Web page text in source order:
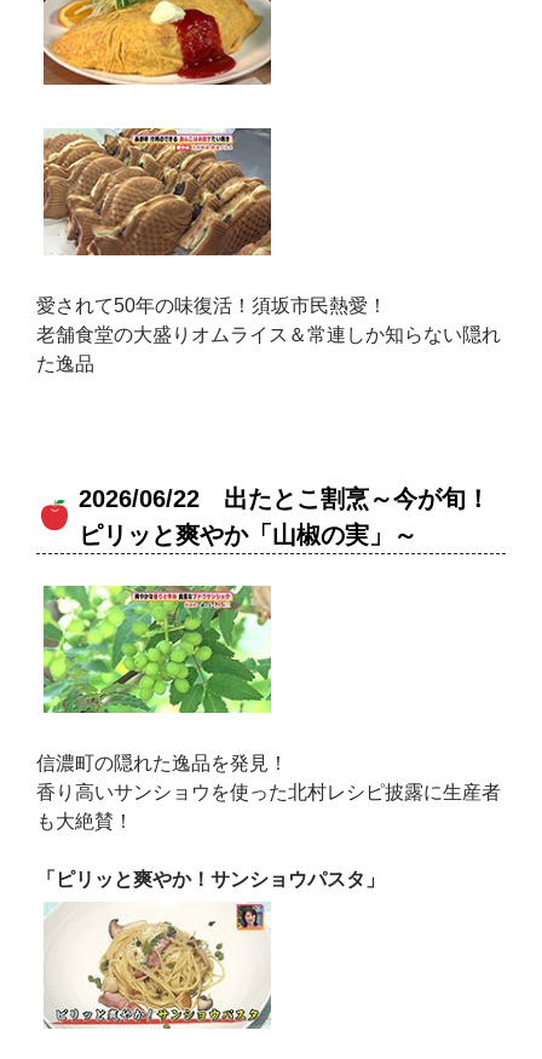
愛されて50年の味復活！須坂市民熱愛！
老舗食堂の大盛りオムライス＆常連しか知らない隠れ
た逸品
2026/06/22 出たとこ割烹～今が旬！
ピリッと爽やか「山椒の実」～
信濃町の隠れた逸品を発見！
香り高いサンショウを使った北村レシピ披露に生産者
も大絶賛！
「ピリッと爽やか！サンショウパスタ」